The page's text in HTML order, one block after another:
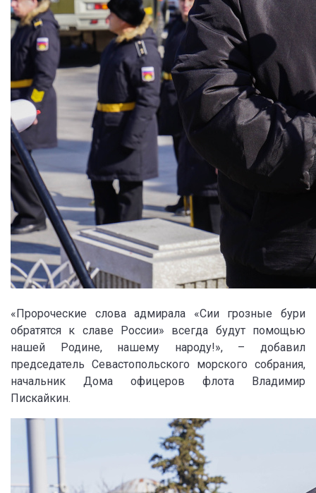
«Пророческие слова адмирала «Сии грозные бури
обратятся к славе России» всегда будут помощью
нашей Родине, нашему народу!», – добавил
председатель Севастопольского морского собрания,
начальник Дома офицеров флота Владимир
Пискайкин.